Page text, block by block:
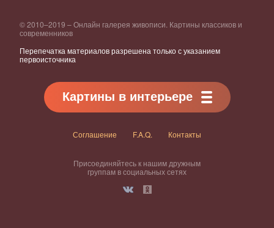
© 2010–2019 – Онлайн галерея живописи. Картины классиков и
современников
Перепечатка материалов разрешена только с указанием
первоисточника
Картины в интерьере
Соглашение F.A.Q. Контакты
Присоединяйтесь к нашим дружным
группам в социальных сетях